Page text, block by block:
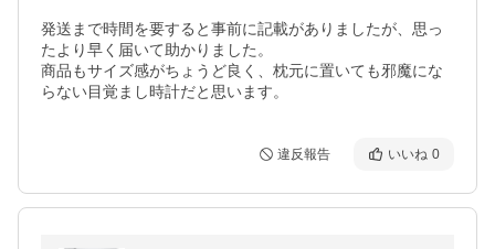
発送まで時間を要すると事前に記載がありましたが、思っ
たより早く届いて助かりました。
商品もサイズ感がちょうど良く、枕元に置いても邪魔にな
らない目覚まし時計だと思います。
違反報告 いいね 0